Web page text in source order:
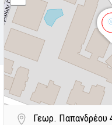
Γεωρ. Παπανδρέου